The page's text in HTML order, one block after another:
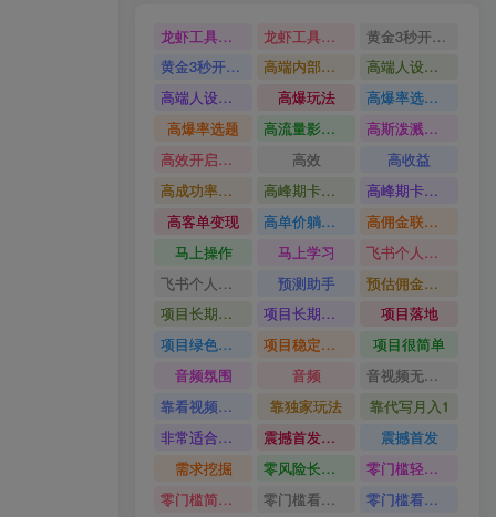
龙虾工具完整部署教学图文视频理财多赛道AI变现 龙虾工具完整部署教学
黄金3秒开头与标题海报玩法六大运营硬核技能高效变现
黄金3秒开头与标题海报玩法
高端内部魔灵召唤挂G打金
高端人设搭建积累客户信任图文剪辑谈单转化实操教学
高端人设搭建积累客户信任
高爆玩法
高爆率选题方法
高爆率选题
高流量影视片
高斯泼溅与游戏化交互课程
高效开启跨境賺钱新通道
高效
高收益
高成功率爆款全流程打法
高峰期卡顿利润被抽干私域直播核心痛点解析
高峰期卡顿利润被抽干
高客单变现
高单价躺賺玩法
高佣金联盟课
马上操作
马上学习
飞书个人版100G注册教程无需额外扩容
飞书个人版100G注册教程
预测助手
预估佣金有2200
项目长期稳定宝妈上班族既能兼职增收
项目长期稳定
项目落地
项目绿色长久
项目稳定落地两年以上
项目很简单
音频氛围
音频
音视频无损切割剪辑神器
靠看视频就能在YouTube上賺到钱
靠独家玩法
靠代写月入1
非常适合小白快速上手
震撼首发小白利用电脑做游戏搬砖
震撼首发
需求挖掘
零风险长期做
零门槛轻资产创业
零门槛简单易上手
零门槛看完就能上手只需一部手机轻松日收30
零门槛看完就能上手